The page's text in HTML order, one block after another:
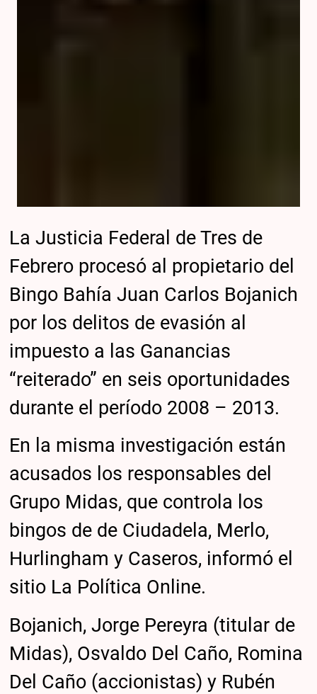
La Justicia Federal de Tres de
Febrero procesó al propietario del
Bingo Bahía Juan Carlos Bojanich
por los delitos de evasión al
impuesto a las Ganancias
“reiterado” en seis oportunidades
durante el período 2008 – 2013.
En la misma investigación están
acusados los responsables del
Grupo Midas, que controla los
bingos de de Ciudadela, Merlo,
Hurlingham y Caseros, informó el
sitio La Política Online.
Bojanich, Jorge Pereyra (titular de
Midas), Osvaldo Del Caño, Romina
Del Caño (accionistas) y Rubén